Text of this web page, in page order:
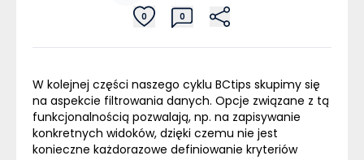
0 0
W kolejnej części naszego cyklu BCtips skupimy się
na aspekcie filtrowania danych. Opcje związane z tą
funkcjonalnością pozwalają, np. na zapisywanie
konkretnych widoków, dzięki czemu nie jest
konieczne każdorazowe definiowanie kryteriów